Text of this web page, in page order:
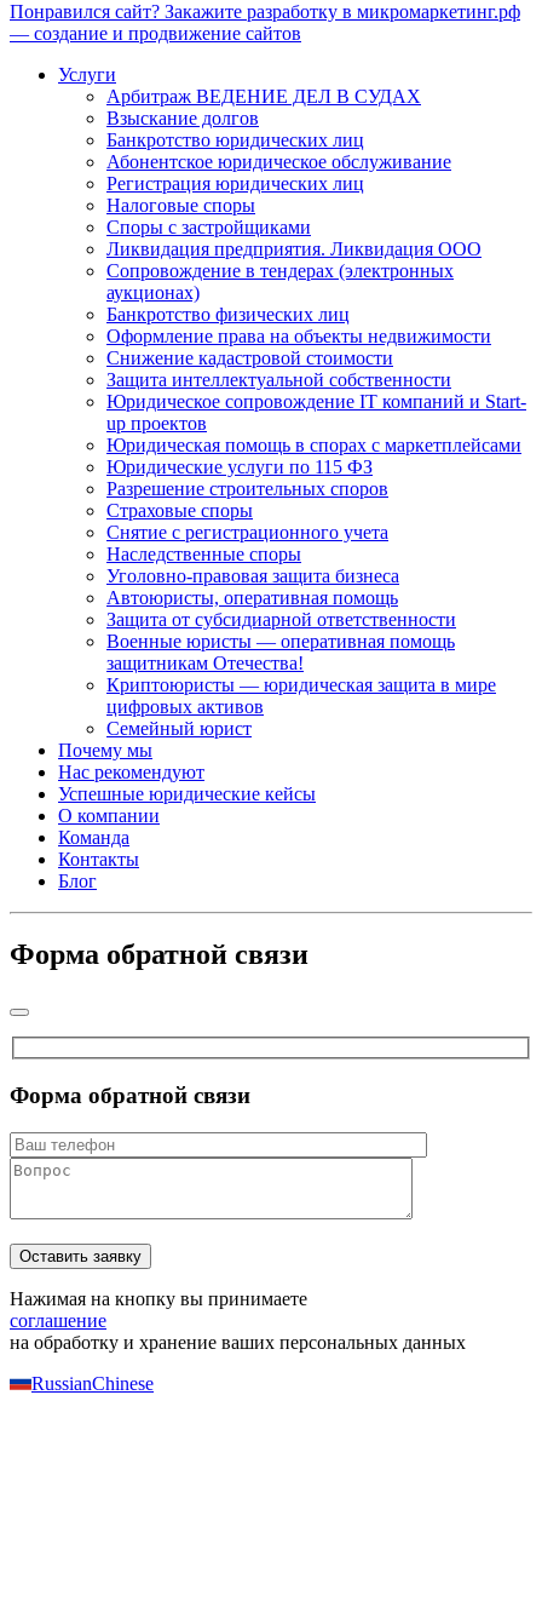
Понравился сайт? Закажите разработку в микромаркетинг.рф
— создание и продвижение сайтов
Услуги
Арбитраж ВЕДЕНИЕ ДЕЛ В СУДАХ
Взыскание долгов
Банкротство юридических лиц
Абонентское юридическое обслуживание
Регистрация юридических лиц
Налоговые споры
Споры с застройщиками
Ликвидация предприятия. Ликвидация ООО
Сопровождение в тендерах (электронных
аукционах)
Банкротство физических лиц
Оформление права на объекты недвижимости
Снижение кадастровой стоимости
Защита интеллектуальной собственности
Юридическое сопровождение IT компаний и Start-
up проектов
Юридическая помощь в спорах с маркетплейсами
Юридические услуги по 115 ФЗ
Разрешение строительных споров
Страховые споры
Снятие с регистрационного учета
Наследственные споры
Уголовно-правовая защита бизнеса
Автоюристы, оперативная помощь
Защита от субсидиарной ответственности
Военные юристы — оперативная помощь
защитникам Отечества!
Криптоюристы — юридическая защита в мире
цифровых активов
Семейный юрист
Почему мы
Нас рекомендуют
Успешные юридические кейсы
О компании
Команда
Контакты
Блог
Форма обратной связи
Форма обратной связи
Нажимая на кнопку вы принимаете
соглашение
на обработку и хранение ваших персональных данных
RussianChinese